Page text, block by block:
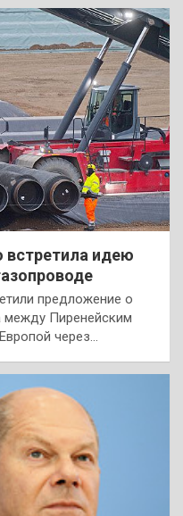
встретила идею
предложение о
между Пиренейским
через…